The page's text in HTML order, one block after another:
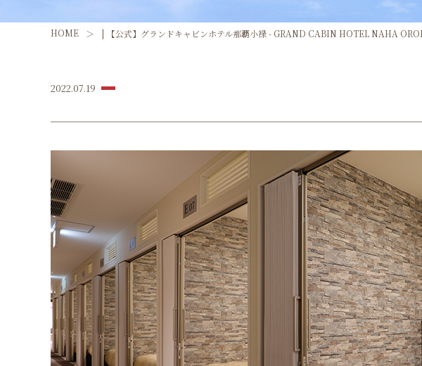
HOME | 【公式】グランドキャビンホテル那覇小禄 - GRAND CABIN HOTEL NAHA
2022.07.19